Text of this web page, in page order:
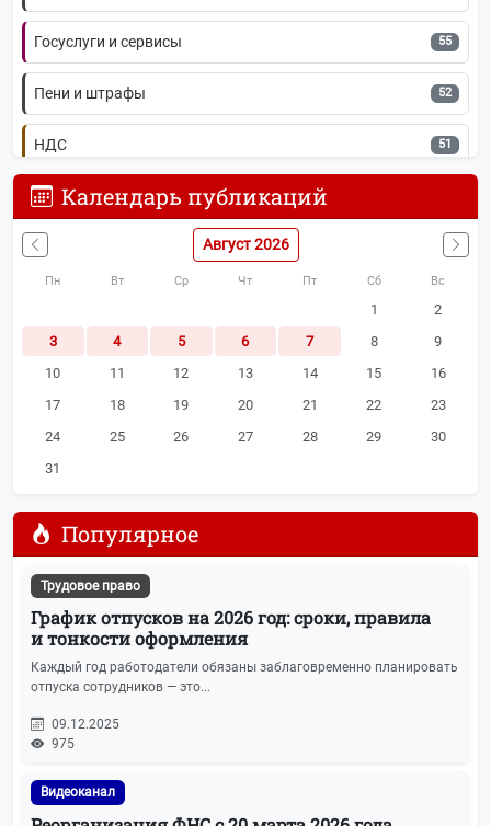
Госуслуги и сервисы 55
Пени и штрафы 52
НДС 51
Самозанятые
Заработная плата
ККТ 41
Гайды и чек-листы 39
УСН 32
ЕНС
Проверки бизнеса
Календарь публикаций
Август 2026
Пн Вт Ср Чт Пт Сб Вс
1
2
3
4 5 6 7 8
9
10
11 12 13 14 15
16
17
18 19 20 21 22
23
24
25 26 27 28 29
30
31
Популярное
Трудовое право
График отпусков на 2026 год: сроки, правила
и тонкости оформления
Каждый год работодатели обязаны заблаговременно планировать
отпуска сотрудников — это...
09.12.2025
975
Видеоканал